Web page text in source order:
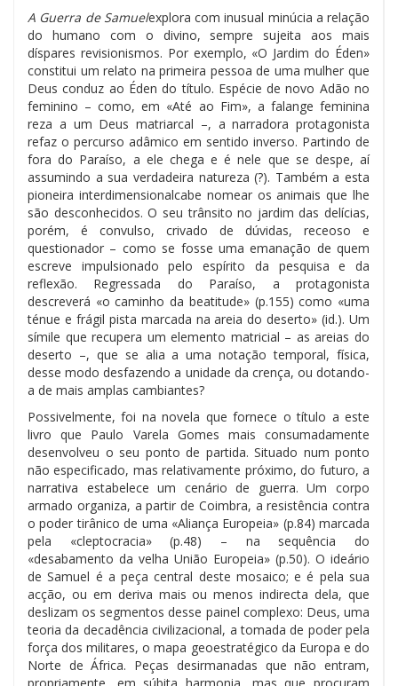
A Guerra de Samuelexplora com inusual minúcia a relação
do humano com o divino, sempre sujeita aos mais
díspares revisionismos. Por exemplo, «O Jardim do Éden»
constitui um relato na primeira pessoa de uma mulher que
Deus conduz ao Éden do título. Espécie de novo Adão no
feminino – como, em «Até ao Fim», a falange feminina
reza a um Deus matriarcal –, a narradora protagonista
refaz o percurso adâmico em sentido inverso. Partindo de
fora do Paraíso, a ele chega e é nele que se despe, aí
assumindo a sua verdadeira natureza (?). Também a esta
pioneira interdimensionalcabe nomear os animais que lhe
são desconhecidos. O seu trânsito no jardim das delícias,
porém, é convulso, crivado de dúvidas, receoso e
questionador – como se fosse uma emanação de quem
escreve impulsionado pelo espírito da pesquisa e da
reflexão. Regressada do Paraíso, a protagonista
descreverá «o caminho da beatitude» (p.155) como «uma
ténue e frágil pista marcada na areia do deserto» (id.). Um
símile que recupera um elemento matricial – as areias do
deserto –, que se alia a uma notação temporal, física,
desse modo desfazendo a unidade da crença, ou dotando-
a de mais amplas cambiantes?
Possivelmente, foi na novela que fornece o título a este
livro que Paulo Varela Gomes mais consumadamente
desenvolveu o seu ponto de partida. Situado num ponto
não especificado, mas relativamente próximo, do futuro, a
narrativa estabelece um cenário de guerra. Um corpo
armado organiza, a partir de Coimbra, a resistência contra
o poder tirânico de uma «Aliança Europeia» (p.84) marcada
pela «cleptocracia» (p.48) – na sequência do
«desabamento da velha União Europeia» (p.50). O ideário
de Samuel é a peça central deste mosaico; e é pela sua
acção, ou em deriva mais ou menos indirecta dela, que
deslizam os segmentos desse painel complexo: Deus, uma
teoria da decadência civilizacional, a tomada de poder pela
força dos militares, o mapa geoestratégico da Europa e do
Norte de África. Peças desirmanadas que não entram,